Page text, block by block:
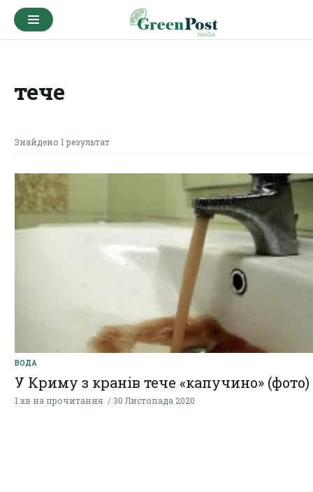
тече
Знайдено 1 результат
ВОДА
У Криму з кранів тече «капучино» (фото)
1 хв на прочитання 30 Листопада 2020